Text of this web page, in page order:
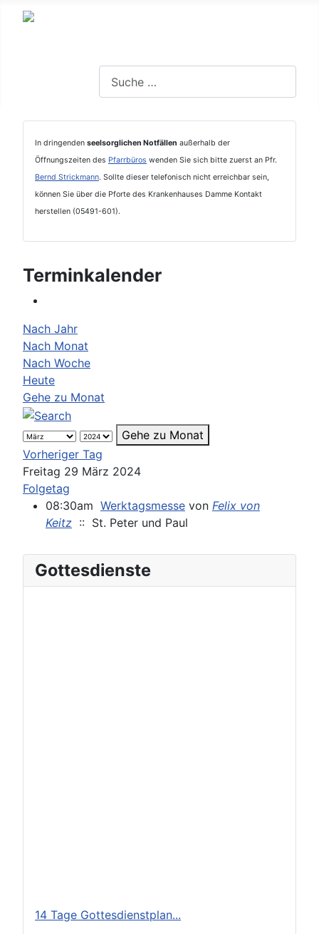
In dringenden seelsorglichen Notfällen außerhalb der
Öffnungszeiten des Pfarrbüros wenden Sie sich bitte zuerst an Pfr.
Bernd Strickmann. Sollte dieser telefonisch nicht erreichbar sein,
können Sie über die Pforte des Krankenhauses Damme Kontakt
herstellen (05491-601).
Terminkalender
Nach Jahr
Nach Monat
Nach Woche
Heute
Gehe zu Monat
Gehe zu Monat
Vorheriger Tag
Freitag 29 März 2024
Folgetag
08:30am Werktagsmesse von Felix von
Keitz :: St. Peter und Paul
Gottesdienste
14 Tage Gottesdienstplan...